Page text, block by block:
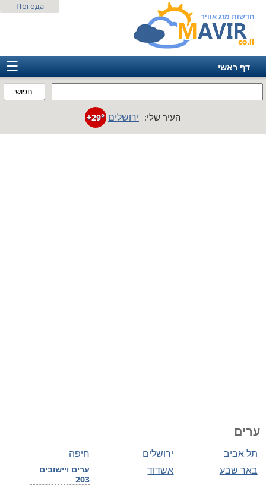
חדשות מזג אוויר
חפוש
Погода
☰
דף ראשי
אמריקה
העיר שלי: ירושלים +29°
ערים
חיפה ירושלים תל אביב
ערים ויישובים
203
אשדוד באר שבע